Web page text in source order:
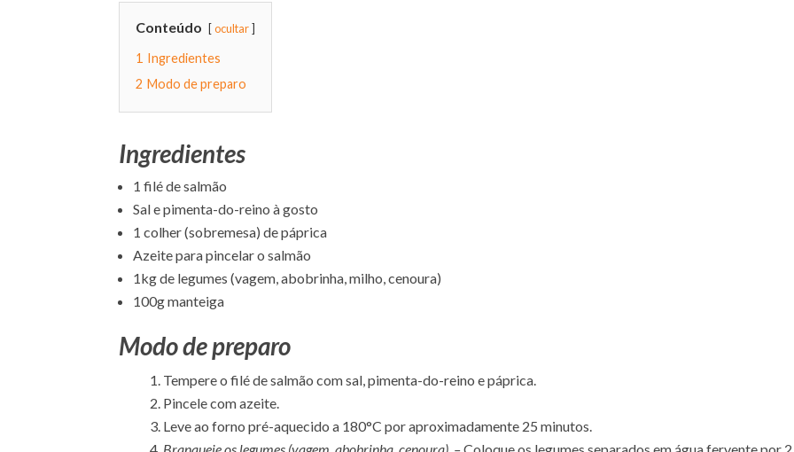
Conteúdo ocultar
1 Ingredientes
2 Modo de preparo
Ingredientes
1 filé de salmão
Sal e pimenta-do-reino à gosto
1 colher (sobremesa) de páprica
Azeite para pincelar o salmão
1kg de legumes (vagem, abobrinha, milho, cenoura)
100g manteiga
Modo de preparo
Tempere o filé de salmão com sal, pimenta-do-reino e páprica.
Pincele com azeite.
Leve ao forno pré-aquecido a 180°C por aproximadamente 25 minutos.